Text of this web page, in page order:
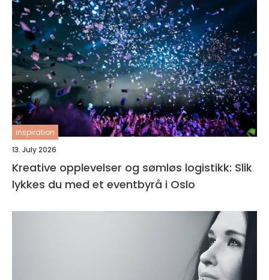
inspiration
13. July 2026
Kreative opplevelser og sømløs logistikk: Slik
lykkes du med et eventbyrå i Oslo